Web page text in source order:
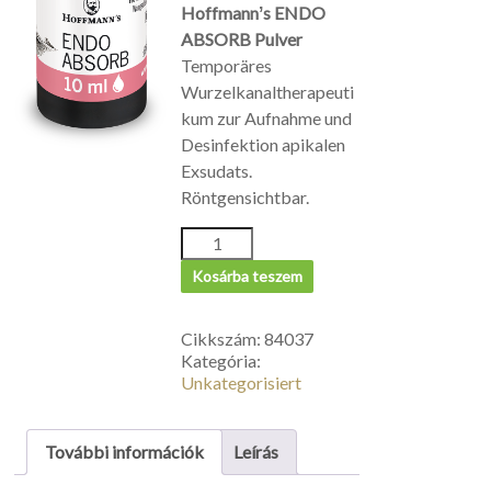
Hoffmannʼs ENDO
ABSORB Pulver
Temporäres
Wurzelkanaltherapeuti
kum zur Aufnahme und
Desinfektion apikalen
Exsudats.
Röntgensichtbar.
Kosárba teszem
Cikkszám:84037
Kategória:
Unkategorisiert
További információk Leírás